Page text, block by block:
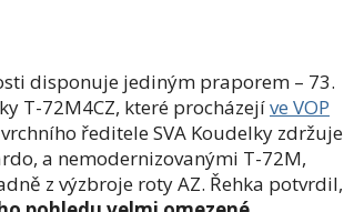
disponuje jediným praporem – 73.
T-72M4CZ, které procházejíve VOP
ředitele SVA Koudelky zdržuje
a nemodernizovanými T-72M,
z výzbroje roty AZ. Řehka potvrdil,